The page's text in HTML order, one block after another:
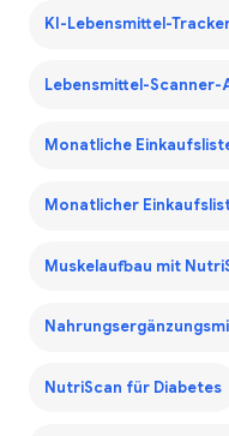
KI-Lebensmittel-
Lebensmittel-Scanner-
Monatliche
Monatlicher
Muskelaufbau mit
NutriScan für Diabetes